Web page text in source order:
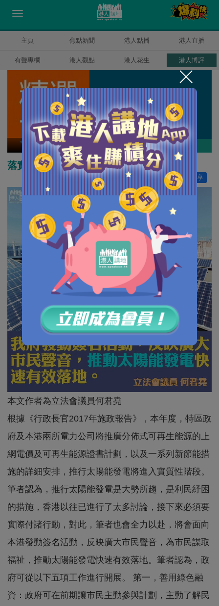
主頁 焦點新聞 港人點播 港人直播
有聲專欄 港人觀點 港人花生 港人博評
精選文章 作者其他博評
落實太陽能發電勢在必行
分享
讚好 1
本文作者為立法會議員何君堯
根據《行政長官2017年施政報告》，本年度，特區政
府及本港兩所電力公司將推廣分佈式可再生能源的上
網電價及可再生能源證書計劃，以及一系列新節能措
施的詳細安排，推行太陽能發電將進入實質性階段。
筆者認為，推行太陽能發電是大勢所趨，是利民紓困
的措施，香港以往已進行了太多討論，接下來必須要
實際付諸行動，對此，筆者也會全力以赴，將會面向
本港發動簽名活動，反映廣大市民聲音，為市民謀取
福祉，推動太陽能發電快速有效落地。筆者認為，政
府可從以下五項工作進行開展。 第一，善用綠色融
資：政府可在前期讓市民主動參與計劃，主動了解民